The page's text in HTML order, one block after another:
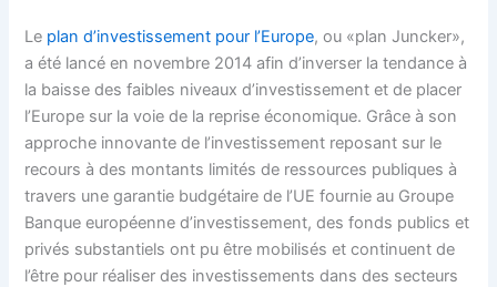
Le plan d’investissement pour l’Europe, ou «plan Juncker»,
a été lancé en novembre 2014 afin d’inverser la tendance à
la baisse des faibles niveaux d’investissement et de placer
l’Europe sur la voie de la reprise économique. Grâce à son
approche innovante de l’investissement reposant sur le
recours à des montants limités de ressources publiques à
travers une garantie budgétaire de l’UE fournie au Groupe
Banque européenne d’investissement, des fonds publics et
privés substantiels ont pu être mobilisés et continuent de
l’être pour réaliser des investissements dans des secteurs